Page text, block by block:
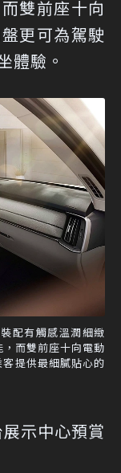
雙前座十向
更可為駕駛
體驗。
配有觸感溫潤細緻
而雙前座十向電動
提供最細膩貼心的
示中心預賞